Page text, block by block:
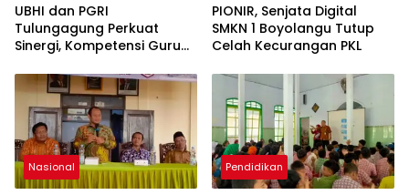
UBHI dan PGRI
Tulungagung Perkuat
Sinergi, Kompetensi Guru
PIONIR, Senjata Digital
SMKN 1 Boyolangu Tutup
Celah Kecurangan PKL
Nasional Pendidikan